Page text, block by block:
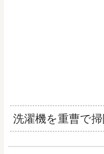
洗濯機を重曹で